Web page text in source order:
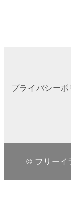
プライバシー
© フリーイ